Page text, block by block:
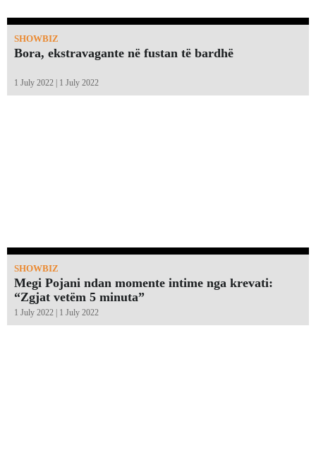
SHOWBIZ
Bora, ekstravagante në fustan të bardhë
1 July 2022 | 1 July 2022
SHOWBIZ
Megi Pojani ndan momente intime nga krevati:
“Zgjat vetëm 5 minuta”￼
1 July 2022 | 1 July 2022